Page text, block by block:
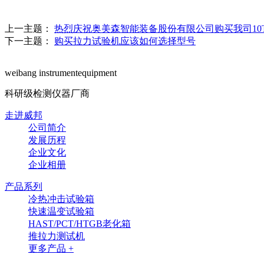
上一主题： 热烈庆祝奥美森智能装备股份有限公司购买我司
下一主题： 购买拉力试验机应该如何选择型号
weibang instrumentequipment
科研级检测仪器厂商
走进威邦
公司简介
发展历程
企业文化
企业相册
产品系列
冷热冲击试验箱
快速温变试验箱
HAST/PCT/HTGB老化箱
推拉力测试机
更多产品 +